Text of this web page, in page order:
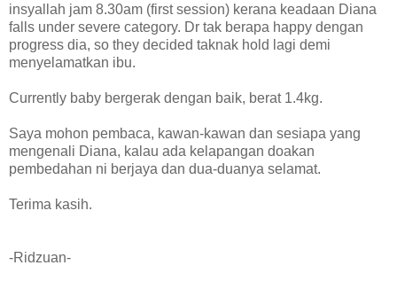
insyallah jam 8.30am (first session) kerana keadaan Diana
falls under severe category. Dr tak berapa happy dengan
progress dia, so they decided taknak hold lagi demi
menyelamatkan ibu.
Currently baby bergerak dengan baik, berat 1.4kg.
Saya mohon pembaca, kawan-kawan dan sesiapa yang
mengenali Diana, kalau ada kelapangan doakan
pembedahan ni berjaya dan dua-duanya selamat.
Terima kasih.
-Ridzuan-